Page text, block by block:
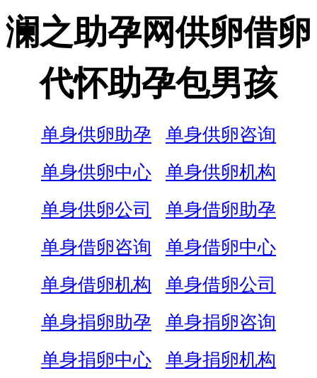
澜之助孕网供卵借卵
代怀助孕包男孩
单身供卵助孕
单身供卵咨询
单身供卵中心
单身供卵机构
单身供卵公司
单身借卵助孕
单身借卵咨询
单身借卵中心
单身借卵机构
单身借卵公司
单身捐卵助孕
单身捐卵咨询
单身捐卵中心
单身捐卵机构